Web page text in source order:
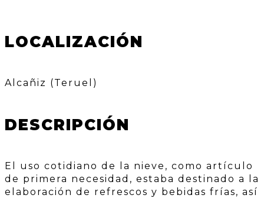
LOCALIZACIÓN
Alcañiz (Teruel)
DESCRIPCIÓN
El uso cotidiano de la nieve, como artículo
de primera necesidad, estaba destinado a la
elaboración de refrescos y bebidas frías, así